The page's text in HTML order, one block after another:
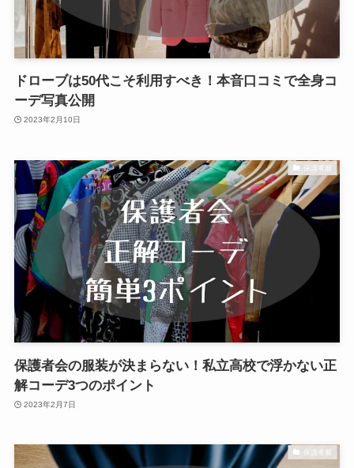
ドローブは50代こそ利用すべき！本音口コミで全身コ
ーデ写真公開
2023年2月10日
保護者服
保護者会の服装が決まらない！私立高校で浮かない正
解コーデ3つのポイント
2023年2月7日
保護者服